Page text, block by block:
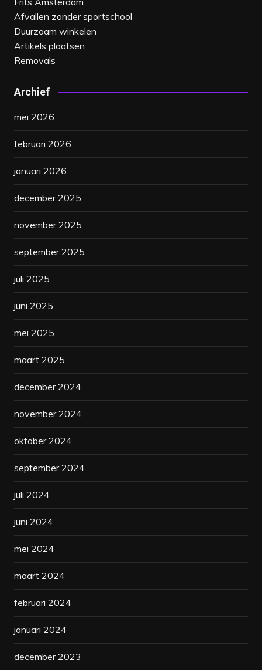
Afvallen zonder sportschool
Duurzaam winkelen
Artikels plaatsen
Removals
Archief
mei 2026
februari 2026
januari 2026
december 2025
november 2025
september 2025
juli 2025
juni 2025
mei 2025
maart 2025
december 2024
november 2024
oktober 2024
september 2024
juli 2024
juni 2024
mei 2024
maart 2024
februari 2024
januari 2024
december 2023